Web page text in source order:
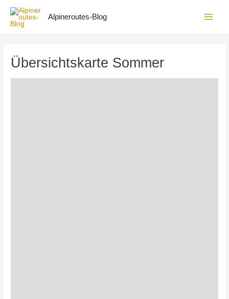
Inhalt
springen
Alpineroutes-Blog
Übersichtskarte Sommer